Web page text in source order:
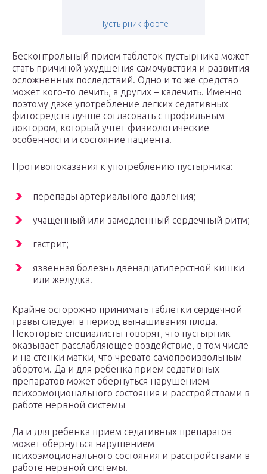
Пустырник форте
Бесконтрольный прием таблеток пустырника может
стать причиной ухудшения самочувствия и развития
осложненных последствий. Одно и то же средство
может кого-то лечить, а других – калечить. Именно
поэтому даже употребление легких седативных
фитосредств лучше согласовать с профильным
доктором, который учтет физиологические
особенности и состояние пациента.
Противопоказания к употреблению пустырника:
перепады артериального давления;
учащенный или замедленный сердечный ритм;
гастрит;
язвенная болезнь двенадцатиперстной кишки
или желудка.
Крайне осторожно принимать таблетки сердечной
травы следует в период вынашивания плода.
Некоторые специалисты говорят, что пустырник
оказывает расслабляющее воздействие, в том числе
и на стенки матки, что чревато самопроизвольным
абортом. Да и для ребенка прием седативных
препаратов может обернуться нарушением
психоэмоционального состояния и расстройствами в
работе нервной системы
Да и для ребенка прием седативных препаратов
может обернуться нарушением
психоэмоционального состояния и расстройствами в
работе нервной системы.